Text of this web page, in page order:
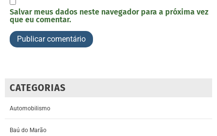
Salvar meus dados neste navegador para a próxima vez
que eu comentar.
CATEGORIAS
Automobilismo
Baú do Marão